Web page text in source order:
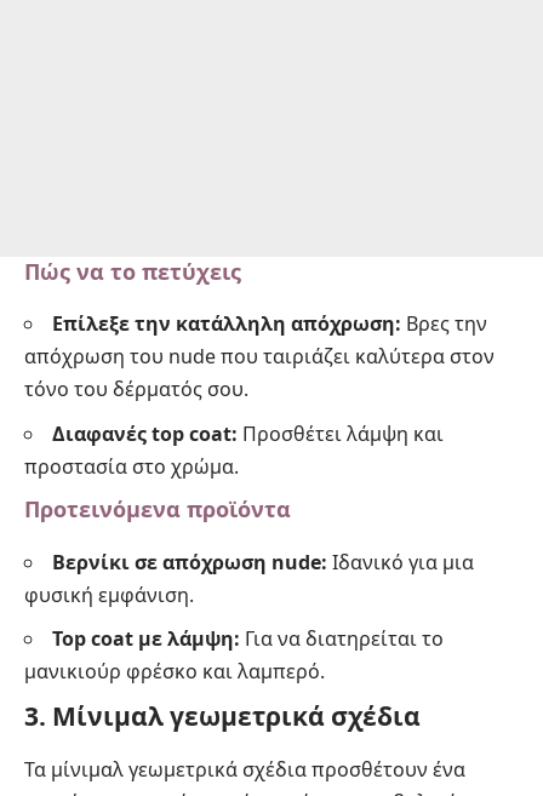
Πώς να το πετύχεις
Επίλεξε την κατάλληλη απόχρωση: Βρες την
απόχρωση του nude που ταιριάζει καλύτερα στον
τόνο του δέρματός σου.
Διαφανές top coat: Προσθέτει λάμψη και
προστασία στο χρώμα.
Προτεινόμενα προϊόντα
Βερνίκι σε απόχρωση nude: Ιδανικό για μια
φυσική εμφάνιση.
Top coat με λάμψη: Για να διατηρείται το
μανικιούρ φρέσκο και λαμπερό.
3. Μίνιμαλ γεωμετρικά σχέδια
Τα μίνιμαλ γεωμετρικά σχέδια προσθέτουν ένα